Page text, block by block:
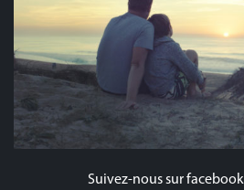
Suivez-nous sur